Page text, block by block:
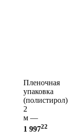
Пленочная
упаковка
(полистирол)
2
м —
1 99722